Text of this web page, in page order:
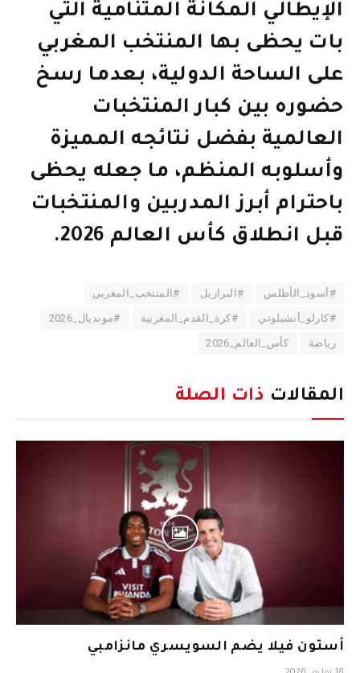
الإيطالي المكانة المتنامية التي
بات يحظى بها المنتخب المغربي
على الساحة الدولية، بعدما رسخ
حضوره بين كبار المنتخبات
العالمية بفضل نتائجه المميزة
وأسلوبه المنظم، ما جعله يحظى
باحترام أبرز المدربين والمنتخبات
قبل انطلاق كأس العالم 2026.
#أسود_الأطلس #البرازيل #المنتخب_المغربي
#كارلو_أنشيلوتي #كرة_القدم_المغربية #مونديال_2026
رياضة كأس_العالم_2026
المقالات ذات الصلة
أستون فيلا يضم السويسري مانزامبي